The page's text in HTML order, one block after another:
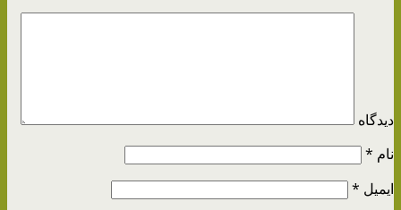
دیدگاه
نام *
ایمیل *